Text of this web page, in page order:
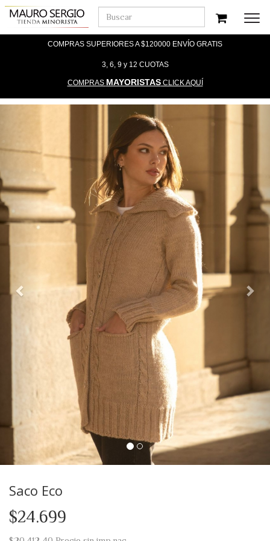
COMPRAS SUPERIORES A $120000 ENVÍO GRATIS
3, 6, 9 y 12 CUOTAS
COMPRAS MAYORISTASCLICK AQUÍ
Saco Eco
$24.699